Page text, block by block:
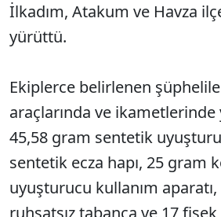
İlkadım, Atakum ve Havza
yürüttü.
Ekiplerce belirlenen
araçlarında ve ikametlerinde
45,58 gram sentetik
sentetik ecza hapı, 25 gram
uyuşturucu kullanım
ruhsatsız tabanca ve 17